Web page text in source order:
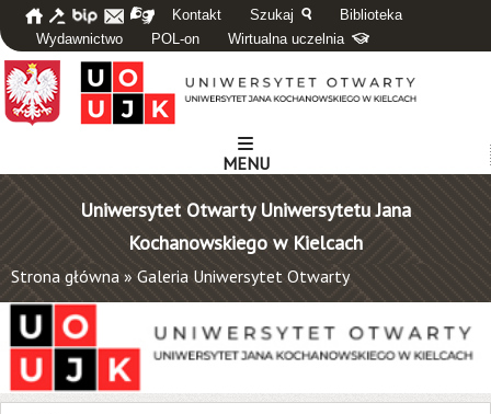
Kontakt Szukaj
Biblioteka
Wydawnictwo
POL-on Wirtualna uczelnia
MENU
Uniwersytet Otwarty Uniwersytetu Jana
Kochanowskiego w Kielcach
Strona główna » Galeria Uniwersytet Otwarty